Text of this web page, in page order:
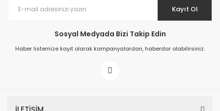
Patik Içi Kürklü Bot - Haki
Kayıt Ol
Sosyal Medyada Bizi Takip Edin
Haber listemize kayıt olarak kampanyalardan, haberdar olabilirsiniz.